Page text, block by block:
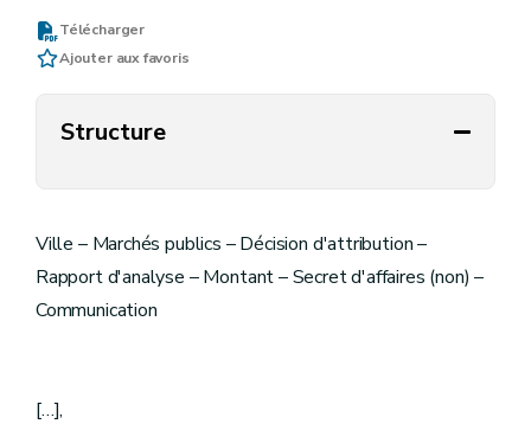
Télécharger
Ajouter aux favoris
Structure
Ville – Marchés publics – Décision d'attribution –
Rapport d'analyse – Montant – Secret d'affaires (non) –
Communication
[…],